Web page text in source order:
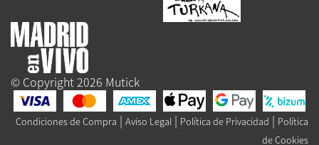
© Copyright 2026 Mutick
Condiciones de Compra | Aviso Legal | Política de Privacidad | Política
de Cookies